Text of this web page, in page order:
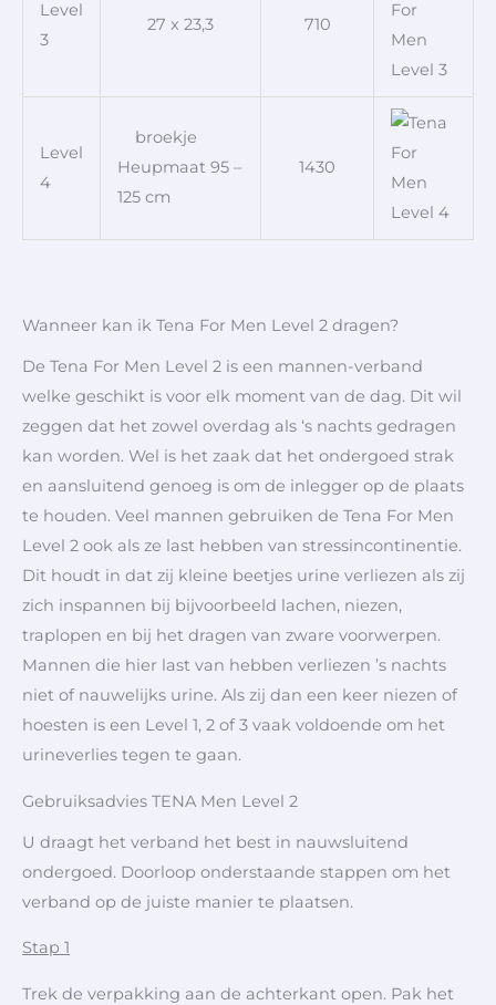
Level
3
27 x 23,3 710
Level
4
broekje
Heupmaat 95 –
125 cm
1430
Wanneer kan ik Tena For Men Level 2 dragen?
De Tena For Men Level 2 is een mannen-verband
welke geschikt is voor elk moment van de dag. Dit wil
zeggen dat het zowel overdag als ‘s nachts gedragen
kan worden. Wel is het zaak dat het ondergoed strak
en aansluitend genoeg is om de inlegger op de plaats
te houden. Veel mannen gebruiken de Tena For Men
Level 2 ook als ze last hebben van stressincontinentie.
Dit houdt in dat zij kleine beetjes urine verliezen als zij
zich inspannen bij bijvoorbeeld lachen, niezen,
traplopen en bij het dragen van zware voorwerpen.
Mannen die hier last van hebben verliezen ’s nachts
niet of nauwelijks urine. Als zij dan een keer niezen of
hoesten is een Level 1, 2 of 3 vaak voldoende om het
urineverlies tegen te gaan.
Gebruiksadvies TENA Men Level 2
U draagt het verband het best in nauwsluitend
ondergoed. Doorloop onderstaande stappen om het
verband op de juiste manier te plaatsen.
Stap 1
Trek de verpakking aan de achterkant open. Pak het